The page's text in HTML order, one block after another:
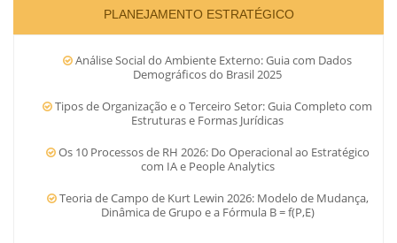
PLANEJAMENTO ESTRATÉGICO
Análise Social do Ambiente Externo: Guia com Dados
Demográficos do Brasil 2025
Tipos de Organização e o Terceiro Setor: Guia Completo com
Estruturas e Formas Jurídicas
Os 10 Processos de RH 2026: Do Operacional ao Estratégico
com IA e People Analytics
Teoria de Campo de Kurt Lewin 2026: Modelo de Mudança,
Dinâmica de Grupo e a Fórmula B = f(P,E)